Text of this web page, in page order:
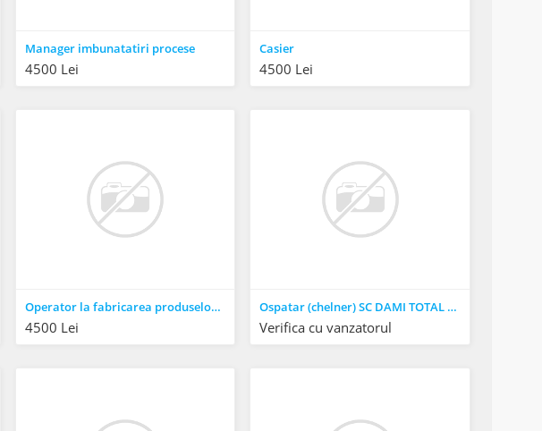
Manager imbunatatiri procese
4500 Lei
Casier
4500 Lei
Operator la fabricarea produselor congelate de patiserie si panificatie
4500 Lei
Ospatar (chelner) SC DAMI TOTAL MANAGEMENT SRL
Verifica cu vanzatorul